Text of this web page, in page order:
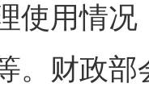
使用情
。财政